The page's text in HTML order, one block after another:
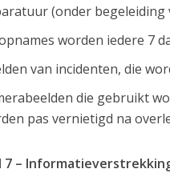
(onder begeleiding
worden iedere 7
van incidenten, die
die gebruikt
pas vernietigd na
7 –